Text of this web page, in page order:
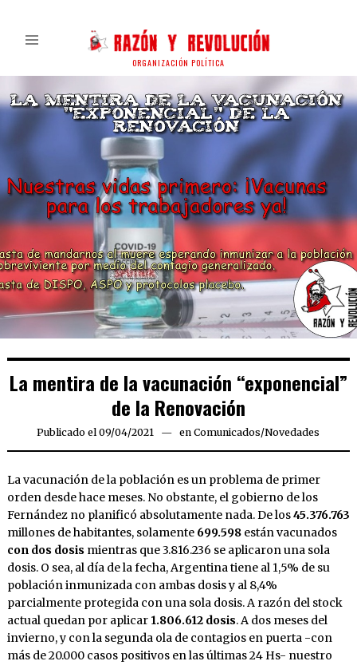
ORGANIZACIÓN POLÍTICA
La mentira de la vacunación “exponencial”
de la Renovación
Publicado el 09/04/2021 09/04/2021
en Comunicados/Novedades
La vacunación de la población es un problema de primer
orden desde hace meses. No obstante, el gobierno de los
Fernández no planificó absolutamente nada. De los45.376.763
millones de habitantes, solamente 699.598están vacunados
con dos dosis mientras que 3.816.236 se aplicaron una sola
dosis. O sea, al día de la fecha, Argentina tiene al 1,5% de su
población inmunizada con ambas dosis y al 8,4%
parcialmente protegida con una sola dosis. A razón del stock
actual quedan por aplicar 1.806.612 dosis. A dos meses del
invierno, y con la segunda ola de contagios en puerta -con
más de 20.000 casos positivos en las últimas 24 Hs- nuestro